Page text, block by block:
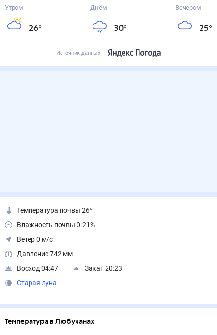
Утром
26°
Днём
30°
Вечером
25°
Источник данных
Температура почвы 26°
Влажность почвы 0.21%
Ветер 0 м/с
Давление 742 мм
Восход 04:47
Закат 20:23
Старая луна
Температура в Любучанах